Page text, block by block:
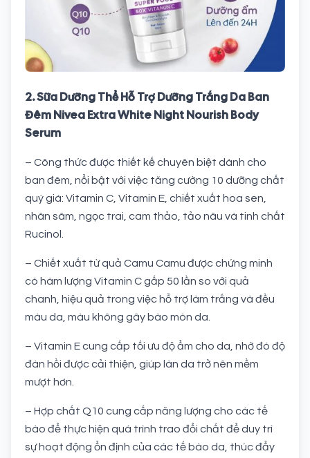
2. Sữa Dưỡng Thể Hỗ Trợ Dưỡng Trắng Da Ban
Đêm Nivea Extra White Night Nourish Body
Serum
– Công thức được thiết kế chuyên biệt dành cho
ban đêm, nổi bật với việc tăng cường 10 dưỡng chất
quý giá: Vitamin C, Vitamin E, chiết xuất hoa sen,
nhân sâm, ngọc trai, cam thảo, tảo nâu và tinh chất
Rucinol.
– Chiết xuất từ quả Camu Camu được chứng minh
có hàm lượng Vitamin C gấp 50 lần so với quả
chanh, hiệu quả trong việc hỗ trợ làm trắng và đều
màu da, màu không gây bào mòn da.
– Vitamin E cung cấp tối ưu độ ẩm cho da, nhờ đó độ
đàn hồi được cải thiện, giúp làn da trở nên mềm
mượt hơn.
– Hợp chất Q10 cung cấp năng lượng cho các tế
bào để thực hiện quá trình trao đổi chất để duy trì
sự hoạt động ổn định của các tế bào da, thúc đẩy